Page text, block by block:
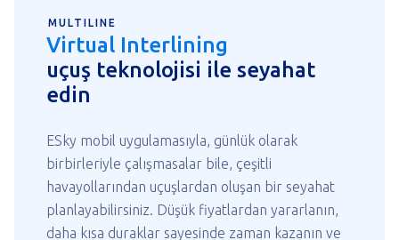
MULTILINE
Virtual Interlining
uçuş teknolojisi ile seyahat
edin
ESky mobil uygulamasıyla, günlük olarak
birbirleriyle çalışmasalar bile, çeşitli
havayollarından uçuşlardan oluşan bir seyahat
planlayabilirsiniz. Düşük fiyatlardan yararlanın,
daha kısa duraklar sayesinde zaman kazanın ve